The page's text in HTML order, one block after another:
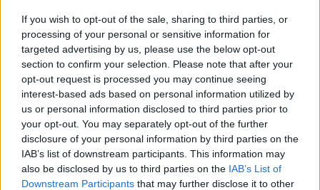
If you wish to opt-out of the sale, sharing to third parties, or
processing of your personal or sensitive information for
targeted advertising by us, please use the below opt-out
section to confirm your selection. Please note that after your
opt-out request is processed you may continue seeing
interest-based ads based on personal information utilized by
us or personal information disclosed to third parties prior to
your opt-out. You may separately opt-out of the further
disclosure of your personal information by third parties on the
IAB’s list of downstream participants. This information may
also be disclosed by us to third parties on the IAB’s List of
Downstream Participants that may further disclose it to other
υπηρεσιακά κριτήρια αλλά συνιστά δυσμενή
μεταχείριση οφειλόμενη μη
δικαιολογούμενη από τις ανάγκες της
υπηρεσίας αλλά οφειλόμενη σε μη αρεστές
στη Διοίκηση συμπεριφορές της.
Περαιτέρω, το Δικαστήριο αναγνωρίζει ότι η
κα Τυχεροπούλου άσκησε τα καθήκοντά της
με επαγγελματισμό, ευσυνειδησία και
προσήλωση στη νομιμότητα, εκτελώντας